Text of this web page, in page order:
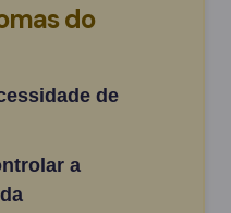
do
de
a